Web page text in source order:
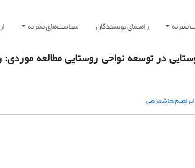
نشریه راهنمای نویسندگان سیاست‌های نشریه
در توسعه نواحی روستایی مطالعه موردی:
ابراهیم هاشمزهی